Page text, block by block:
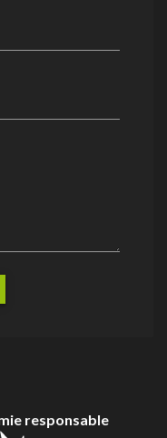
responsable